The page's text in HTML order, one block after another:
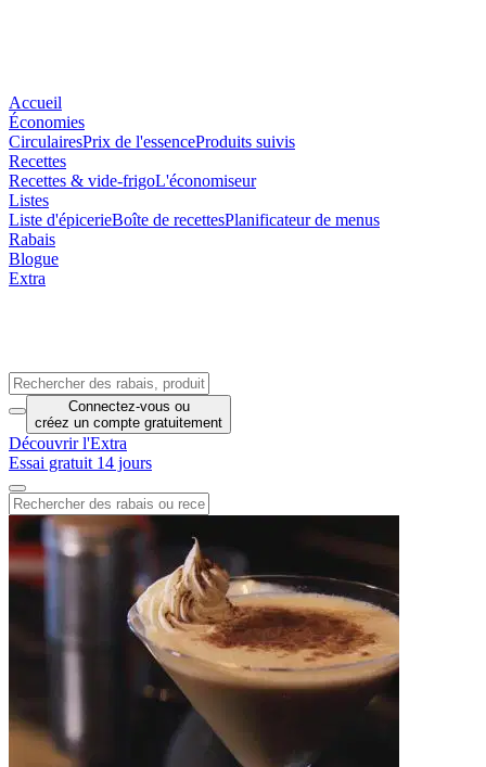
Accueil
Économies
CirculairesPrix de l'essenceProduits suivis
Recettes
Recettes & vide-frigoL'économiseur
Listes
Liste d'épicerieBoîte de recettesPlanificateur de menus
Rabais
Blogue
Extra
Connectez-vous ou
créez un compte gratuitement
Découvrir l'Extra
Essai gratuit 14 jours